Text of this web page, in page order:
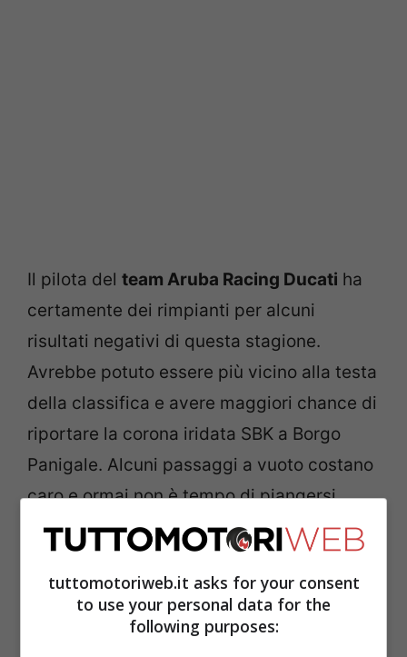
Il pilota del team Aruba Racing Ducati ha
certamente dei rimpianti per alcuni
risultati negativi di questa stagione.
Avrebbe potuto essere più vicino alla testa
della classifica e avere maggiori chance di
riportare la corona iridata SBK a Borgo
Panigale. Alcuni passaggi a vuoto costano
caro e ormai non è tempo di piangersi
addosso per quello che poteva essere e
non è stato.
LEGGI ANCHE -> SBK, Razgatlioglu
tuttomotoriweb.it asks for your consent
to use your personal data for the
following purposes: